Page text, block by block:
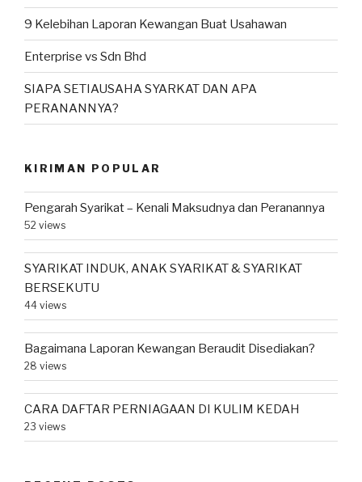
9 Kelebihan Laporan Kewangan Buat Usahawan
Enterprise vs Sdn Bhd
SIAPA SETIAUSAHA SYARKAT DAN APA
PERANANNYA?
KIRIMAN POPULAR
Pengarah Syarikat – Kenali Maksudnya dan Peranannya
52 views
SYARIKAT INDUK, ANAK SYARIKAT & SYARIKAT
BERSEKUTU
44 views
Bagaimana Laporan Kewangan Beraudit Disediakan?
28 views
CARA DAFTAR PERNIAGAAN DI KULIM KEDAH
23 views